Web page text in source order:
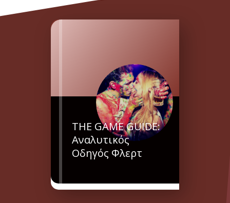
THE GAME GUIDE:
Αναλυτικός
Οδηγός Φλερτ